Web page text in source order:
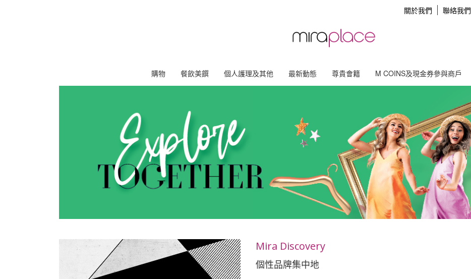
關於我們 聯絡我們
購物 餐飲美饌 個人護理及其他 最新動態 尊貴會籍 M COINS及現金券參與商戶
Mira Discovery
個性品牌集中地